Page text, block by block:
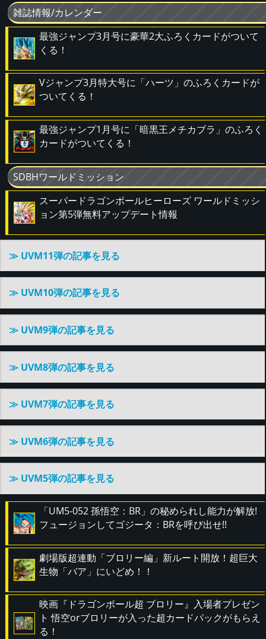
雑誌情報/カレンダー
最強ジャンプ3月号に豪華2大ふろくカードがついて
くる！
Vジャンプ3月特大号に「ハーツ」のふろくカードが
ついてくる！
最強ジャンプ1月号に「暗黒王メチカブラ」のふろく
カードがついてくる！
SDBHワールドミッション
スーパードラゴンボールヒーローズ ワールドミッシ
ョン第5弾無料アップデート情報
≫ UVM11弾の記事を見る
≫ UVM10弾の記事を見る
≫ UVM9弾の記事を見る
≫ UVM8弾の記事を見る
≫ UVM7弾の記事を見る
≫ UVM6弾の記事を見る
≫ UVM5弾の記事を見る
「UM5-052 孫悟空：BR」の秘められし能力が解放!
フュージョンしてゴジータ：BRを呼び出せ!!
劇場版超連動「ブロリー編」新ルート開放！超巨大
生物「バア」にいどめ！！
映画『ドラゴンボール超 ブロリー』入場者プレゼン
ト 悟空orブロリーが入った超カードパックがもらえ
る！